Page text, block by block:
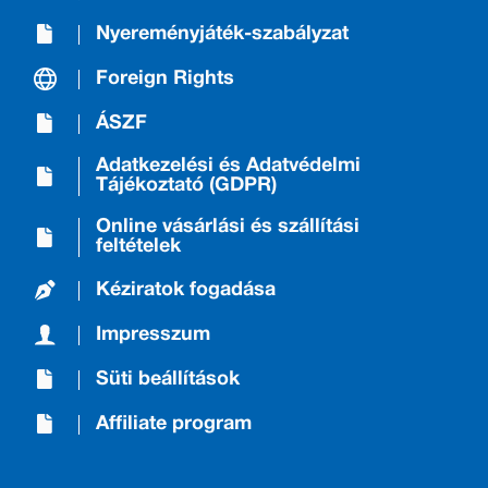
Nyereményjáték-szabályzat
Foreign Rights
ÁSZF
Adatkezelési és Adatvédelmi
Tájékoztató (GDPR)
Online vásárlási és szállítási
feltételek
Kéziratok fogadása
Impresszum
Süti beállítások
Affiliate program